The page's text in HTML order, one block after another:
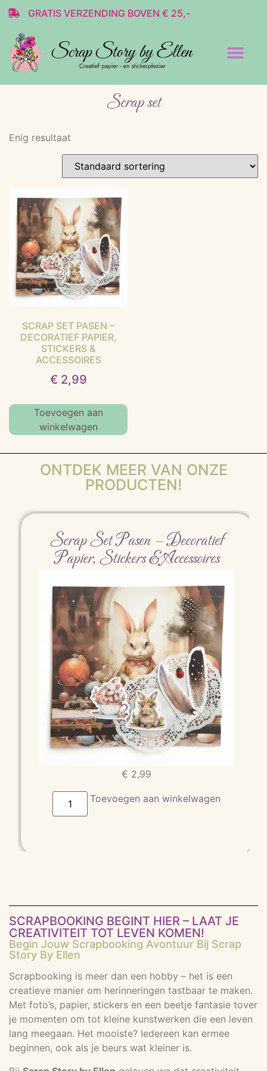
GRATIS VERZENDING BOVEN € 25,-
Scrap set
Enig resultaat
SCRAP SET PASEN –
DECORATIEF PAPIER,
STICKERS &
ACCESSOIRES
€ 2,99
Toevoegen aan
winkelwagen
ONTDEK MEER VAN ONZE
PRODUCTEN!
Scrap Set Pasen – Decoratief
Papier, Stickers & Accessoires
€ 2,99
Toevoegen aan winkelwagen
SCRAPBOOKING BEGINT HIER – LAAT JE
CREATIVITEIT TOT LEVEN KOMEN!
Begin Jouw Scrapbooking Avontuur Bij Scrap
Story By Ellen
Scrapbooking is meer dan een hobby – het is een
creatieve manier om herinneringen tastbaar te maken.
Met foto’s, papier, stickers en een beetje fantasie tover
je momenten om tot kleine kunstwerken die een leven
lang meegaan. Het mooiste? Iedereen kan ermee
beginnen, ook als je beurs wat kleiner is.